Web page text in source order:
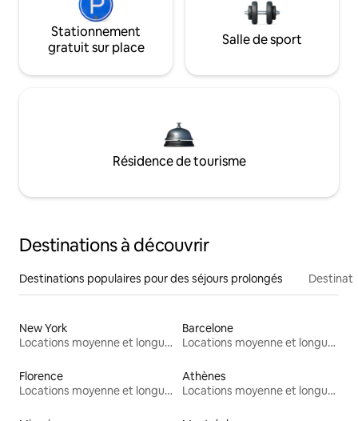
Stationnement
gratuit sur place
Salle de sport
Résidence de tourisme
Destinations à découvrir
Destinations populaires pour des séjours prolongés
New York
Locations moyenne et longue durée
Barcelone
Locations moyenne et longue durée
Florence
Locations moyenne et longue durée
Athènes
Locations moyenne et longue durée